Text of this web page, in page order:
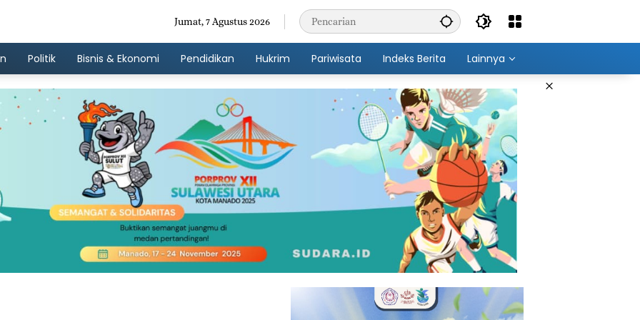
Jumat, 7 Agustus 2026
Politik Bisnis & Ekonomi Pendidikan Hukrim Pariwisata Indeks Berita Lainnya
×